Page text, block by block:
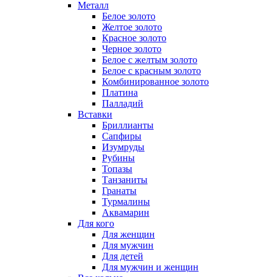
Металл
Белое золото
Желтое золото
Красное золото
Черное золото
Белое с желтым золото
Белое с красным золото
Комбинированное золото
Платина
Палладий
Вставки
Бриллианты
Сапфиры
Изумруды
Рубины
Топазы
Танзаниты
Гранаты
Турмалины
Аквамарин
Для кого
Для женщин
Для мужчин
Для детей
Для мужчин и женщин